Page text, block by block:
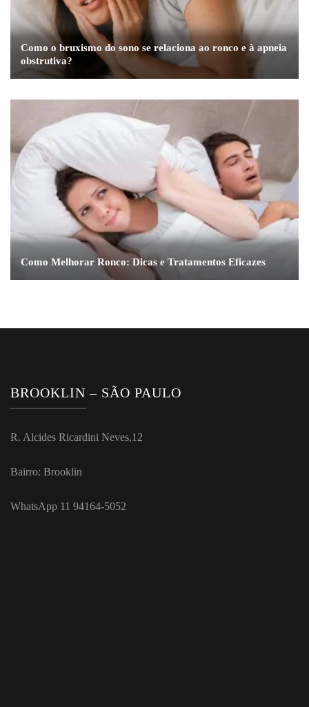
Como o bruxismo do sono se relaciona ao ronco e à apneia
obstrutiva?
Como Melhorar Ronco: Dicas e Tratamentos Eficazes
BROOKLIN – SÃO PAULO
R. Alcides Ricardini Neves,12
Bairro: Brooklin
WhatsApp 11 94164-5052